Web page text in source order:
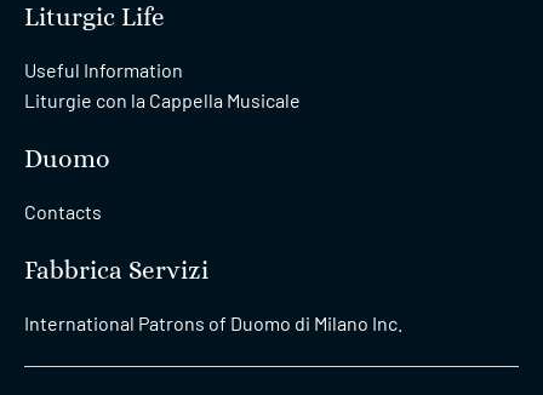
Liturgic Life
Useful Information
Liturgie con la Cappella Musicale
Duomo
Contacts
Fabbrica Servizi
International Patrons of Duomo di Milano Inc.